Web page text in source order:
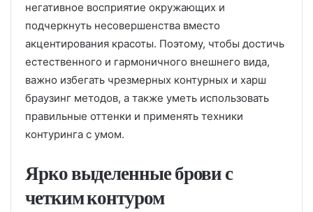
негативное восприятие окружающих и
подчеркнуть несовершенства вместо
акцентирования красоты. Поэтому, чтобы достичь
естественного и гармоничного внешнего вида,
важно избегать чрезмерных контурных и харш
браузинг методов, а также уметь использовать
правильные оттенки и применять техники
контуринга с умом.
Ярко выделенные брови с
четким контуром